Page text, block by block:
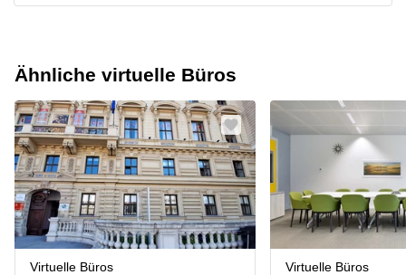
Ähnliche virtuelle Büros
Virtuelle Büros Virtuelle Büros